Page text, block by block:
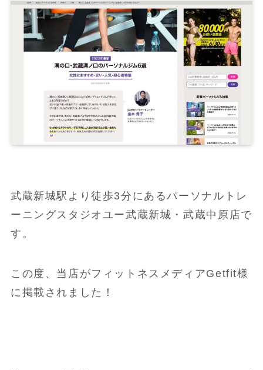
武蔵新城駅より徒歩3分にあるパーソナルトレ
ーニングスタジオユー武蔵新城・武蔵中原店で
す。
この度、当店がフィットネスメディアGetfit様
に掲載されました！